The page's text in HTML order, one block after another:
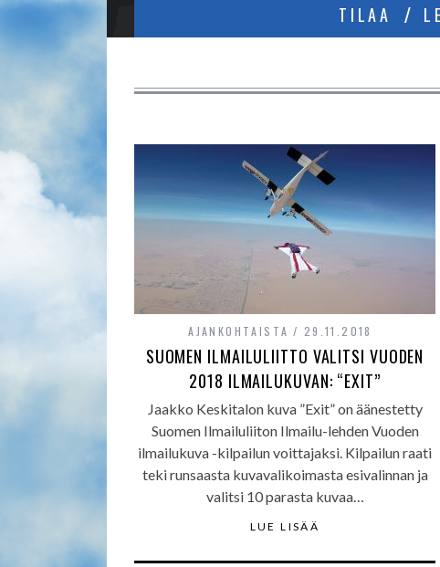
TILAA
AJANKOHTAISTA 29.11.2018
SUOMEN ILMAILULIITTO VALITSI VUODEN
2018 ILMAILUKUVAN: “EXIT”
Jaakko Keskitalon kuva ”Exit” on äänestetty
Suomen Ilmailuliiton Ilmailu-lehden Vuoden
ilmailukuva -kilpailun voittajaksi. Kilpailun raati
teki runsaasta kuvavalikoimasta esivalinnan ja
valitsi 10 parasta kuvaa…
LUE LISÄÄ